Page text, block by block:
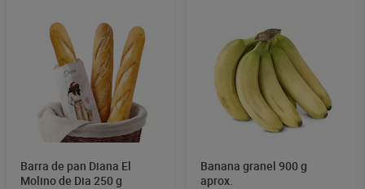
Barra de pan Diana El
Molino de Dia 250 g
Banana granel 900 g
aprox.